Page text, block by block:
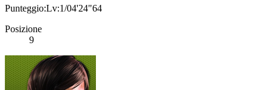
Punteggio:Lv:1/04'24"64
Posizione
9